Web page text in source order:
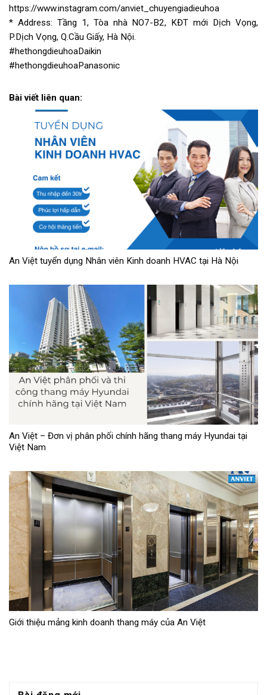
https://www.instagram.com/anviet_chuyengiadieuhoa
* Address: Tầng 1, Tòa nhà NO7-B2, KĐT mới Dịch Vọng,
P.Dịch Vọng, Q.Cầu Giấy, Hà Nội.
#hethongdieuhoaDaikin
#hethongdieuhoaPanasonic
Bài viết liên quan:
An Việt tuyển dụng Nhân viên Kinh doanh HVAC tại Hà Nội
An Việt – Đơn vị phân phối chính hãng thang máy Hyundai tại
Việt Nam
Giới thiệu mảng kinh doanh thang máy của An Việt